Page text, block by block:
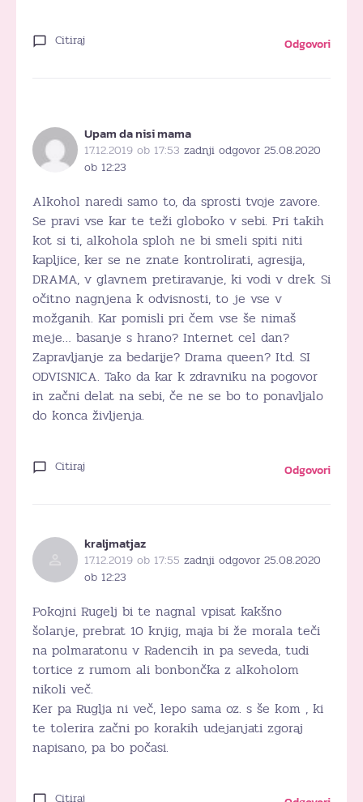
Citiraj Odgovori
Upam da nisi mama
17.12.2019 ob 17:53 zadnji odgovor 25.08.2020
ob 12:23
Alkohol naredi samo to, da sprosti tvoje zavore.
Se pravi vse kar te teži globoko v sebi. Pri takih
kot si ti, alkohola sploh ne bi smeli spiti niti
kapljice, ker se ne znate kontrolirati, agresija,
DRAMA, v glavnem pretiravanje, ki vodi v drek. Si
očitno nagnjena k odvisnosti, to je vse v
možganih. Kar pomisli pri čem vse še nimaš
meje… basanje s hrano? Internet cel dan?
Zapravljanje za bedarije? Drama queen? Itd. SI
ODVISNICA. Tako da kar k zdravniku na pogovor
in začni delat na sebi, če ne se bo to ponavljalo
do konca življenja.
Citiraj Odgovori
kraljmatjaz
17.12.2019 ob 17:55 zadnji odgovor 25.08.2020
ob 12:23
Pokojni Rugelj bi te nagnal vpisat kakšno
šolanje, prebrat 10 knjig, maja bi že morala teči
na polmaratonu v Radencih in pa seveda, tudi
tortice z rumom ali bonbončka z alkoholom
nikoli več.
Ker pa Ruglja ni več, lepo sama oz. s še kom , ki
te tolerira začni po korakih udejanjati zgoraj
napisano, pa bo počasi.
Citiraj